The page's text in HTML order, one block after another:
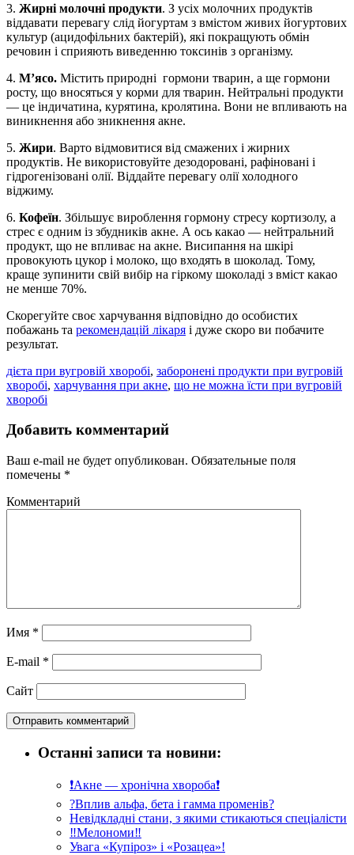
3. Жирні молочні продукти. З усіх молочних продуктів
віддавати перевагу слід йогуртам з вмістом живих йогуртових
культур (ацидофільних бактерій), які покращують обмін
речовин і сприяють виведенню токсинів з організму.
4. М’ясо. Містить природні гормони тварин, а ще гормони
росту, що вносяться у корми для тварин. Нейтральні продукти
— це індичатина, курятина, кролятина. Вони не впливають на
виникнення або зникнення акне.
5. Жири. Варто відмовитися від смажених і жирних
продуктів. Не використовуйте дезодоровані, рафіновані і
гідрогенізовані олії. Віддайте перевагу олії холодного
віджиму.
6. Кофеїн. Збільшує вироблення гормону стресу кортизолу, а
стрес є одним із збудників акне. А ось какао — нейтральний
продукт, що не впливає на акне. Висипання на шкірі
провокують цукор і молоко, що входять в шоколад. Тому,
краще зупинити свій вибір на гіркому шоколаді з вміст какао
не менше 70%.
Скорегуйте своє харчування відповідно до особистих
побажань та рекомендацій лікаря і дуже скоро ви побачите
результат.
дієта при вугровій хворобі, заборонені продукти при вугровій
хворобі, харчування при акне, що не можна їсти при вугровій
хворобі
Добавить комментарий
Ваш e-mail не будет опубликован. Обязательные поля
помечены *
Комментарий
Имя *
E-mail *
Сайт
Останні записи та новини:
❗️Акне — хронічна хвороба❗️
?Вплив альфа, бета і гамма променів?
Невідкладні стани, з якими стикаються спеціалісти
‼️Мелономи‼️
Увага «Купіроз» і «Розацеа»!